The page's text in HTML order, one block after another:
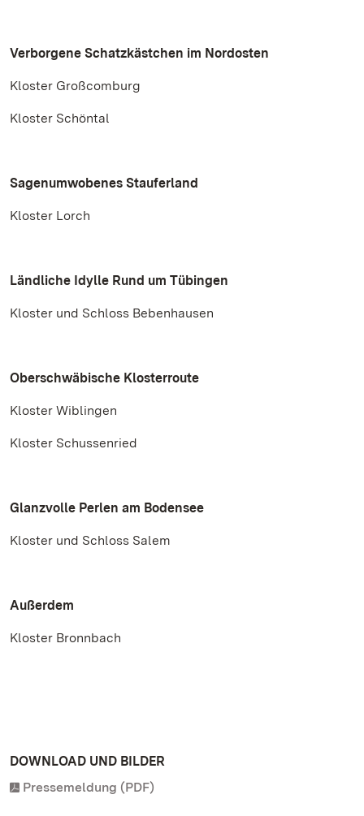
Verborgene Schatzkästchen im Nordosten
Kloster Großcomburg
Kloster Schöntal
Sagenumwobenes Stauferland
Kloster Lorch
Ländliche Idylle Rund um Tübingen
Kloster und Schloss Bebenhausen
Oberschwäbische Klosterroute
Kloster Wiblingen
Kloster Schussenried
Glanzvolle Perlen am Bodensee
Kloster und Schloss Salem
Außerdem
Kloster Bronnbach
DOWNLOAD UND BILDER
Pressemeldung (PDF)